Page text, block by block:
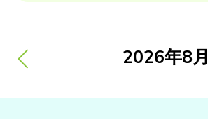
8月
2026年